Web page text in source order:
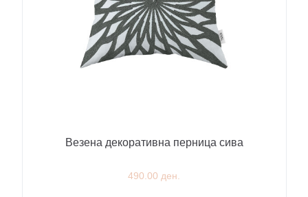
Везена декоративна перница сива
490.00 ден.